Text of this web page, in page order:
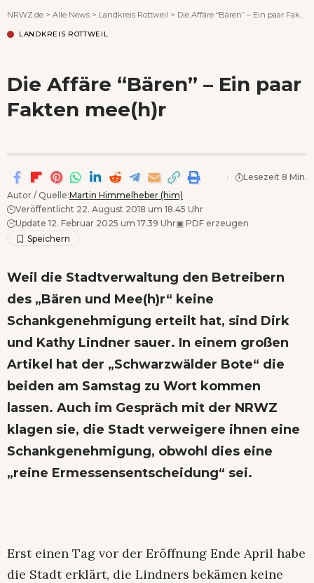
NRWZ.de > Alle News > Landkreis Rottweil > Die Affäre “Bären” – Ein paar Fakten mee(h)r
LANDKREIS ROTTWEIL
Die Affäre “Bären” – Ein paar
Fakten mee(h)r
Autor / Quelle:Martin Himmelheber (him)
Veröffentlicht 22. August 2018 um 18.45 Uhr
Update 12. Februar 2025 um 17.39 Uhr▣ PDF erzeugen
Lesezeit 8 Min.
Weil die Stadtverwaltung den Betreibern
des „Bären und Mee(h)r“ keine
Schankgenehmigung erteilt hat, sind Dirk
und Kathy Lindner sauer. In einem großen
Artikel hat der „Schwarzwälder Bote“ die
beiden am Samstag zu Wort kommen
lassen. Auch im Gespräch mit der NRWZ
klagen sie, die Stadt verweigere ihnen eine
Schankgenehmigung, obwohl dies eine
„reine Ermessensentscheidung“ sei.
Erst einen Tag vor der Eröffnung Ende April habe
die Stadt erklärt, die Lindners bekämen keine